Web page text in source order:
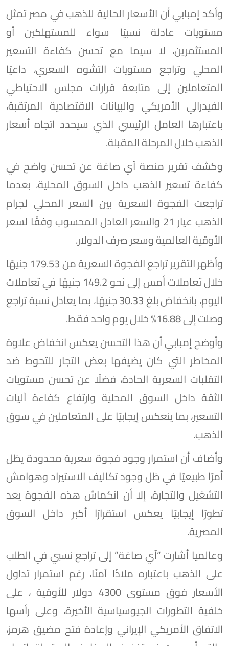
وأكد إمبابي أن الأسعار الحالية للذهب في مصر تمثل
مستويات عادلة نسبيًا سواء للمستهلكين أو
المستثمرين، لا سيما مع تحسن كفاءة التسعير
المحلي وتراجع مستويات التشوه السعري، داعيًا
المتعاملين إلى متابعة قرارات مجلس الاحتياطي
الفيدرالي الأمريكي والبيانات الاقتصادية المرتقبة،
باعتبارها العامل الرئيسي الذي سيحدد اتجاه أسعار
الذهب خلال المرحلة المقبلة.
وكشف تقرير منصة آي صاغة عن تحسن واضح في
كفاءة تسعير الذهب داخل السوق المحلية، بعدما
تراجعت الفجوة السعرية بين السعر المحلي لجرام
الذهب عيار 21 والسعر العادل المحسوب وفقًا لسعر
الأوقية العالمية وسعر صرف الدولار.
وأظهر التقرير تراجع الفجوة السعرية من 179.53 جنيهًا
خلال تعاملات أمس إلى نحو 149.2 جنيهًا في تعاملات
اليوم، بانخفاض بلغ 30.33 جنيهًا، بما يعادل نسبة تراجع
وصلت إلى 16.88% خلال يوم واحد فقط.
وأوضح إمبابي أن هذا التحسن يعكس انخفاض علاوة
المخاطر التي كان يضيفها بعض التجار للتحوط ضد
التقلبات السعرية الحادة، فضلًا عن تحسن مستويات
الثقة داخل السوق المحلية وارتفاع كفاءة آليات
التسعير، بما ينعكس إيجابيًا على المتعاملين في سوق
الذهب.
وأضاف أن استمرار وجود فجوة سعرية محدودة يظل
أمرًا طبيعيًا في ظل وجود تكاليف الاستيراد وهوامش
التشغيل والتجارة، إلا أن انكماش هذه الفجوة يعد
تطورًا إيجابيًا يعكس استقرارًا أكبر داخل السوق
المصرية.
وعالميا أشارت “آي صاغة” إلى تراجع نسبي في الطلب
على الذهب باعتباره ملاذًا آمنًا، رغم استمرار تداول
الأسعار فوق مستوى 4300 دولار للأوقية ، على
خلفية التطورات الجيوسياسية الأخيرة، وعلى رأسها
الاتفاق الأمريكي الإيراني وإعادة فتح مضيق هرمز،